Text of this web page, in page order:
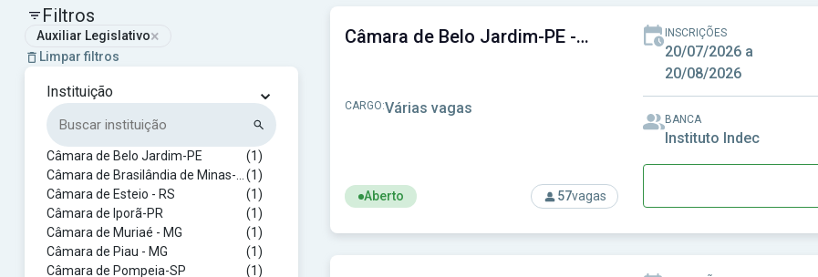
Filtros
Auxiliar Legislativo×
Limpar filtros
Instituição ⌄
Câmara de Belo Jardim-PE
(1)
Câmara de Brasilândia de Minas-MG(1)
Câmara de Esteio - RS
(1)
Câmara de Iporã-PR
(1)
Câmara de Muriaé - MG
(1)
Câmara de Piau - MG
(1)
Câmara de Pompeia-SP
(1)
Aberto 57vagas
Câmara de Belo Jardim-PE - Câmara Municipal de Belo Jardim-PE
CARGO:Várias vagas
INSCRIÇÕES
20/07/2026 a
20/08/2026
BANCA
Instituto Indec